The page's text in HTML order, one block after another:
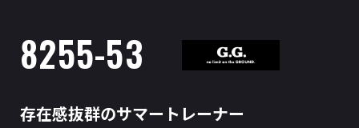
8255-53
存在感抜群のサマートレーナー